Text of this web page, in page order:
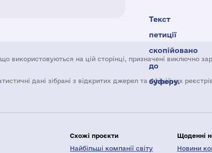
Текст
петиції
скопійовано
до
буферу.
використовуються на цій сторінці, призначені виключно
дані зібрані з відкритих джерел та офіційних
Схожі проєкти
Найбільші компанії світу
Щоденні
Новини